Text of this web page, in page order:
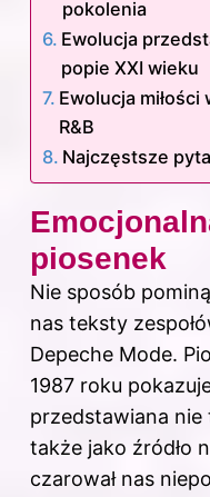
pokolenia
Ewolucja
popie XXI wieku
Ewolucja
R&B
Najczęstsze
piosenek
Nie sposób
nas teksty
Depeche Mode.
1987 roku
przedstawiana nie
także jako źródło
czarował nas